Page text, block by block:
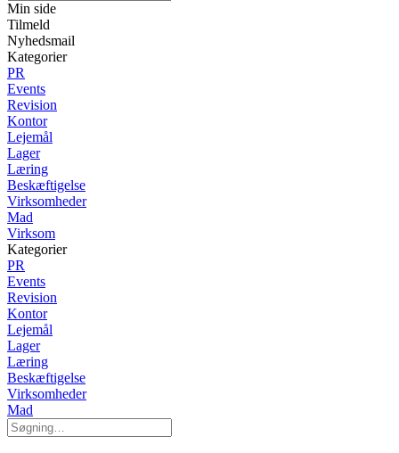
Min side
Tilmeld
Nyhedsmail
Kategorier
PR
Events
Revision
Kontor
Lejemål
Lager
Læring
Beskæftigelse
Virksomheder
Mad
Virksom
Kategorier
PR
Events
Revision
Kontor
Lejemål
Lager
Læring
Beskæftigelse
Virksomheder
Mad